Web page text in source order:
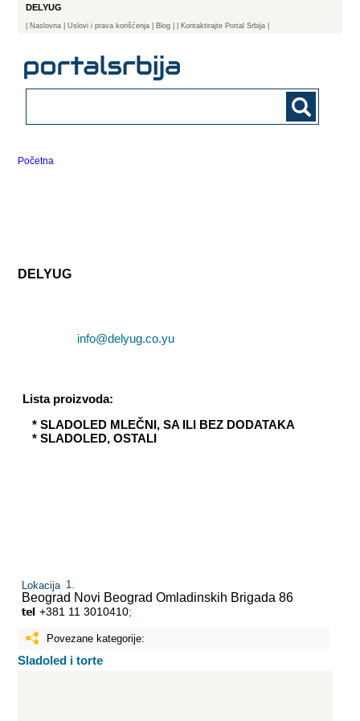
DELYUG
Naslovna | Uslovi i prava korišćenja Blog | Kontaktirajte Portal Srbija |
Početna
DELYUG
info@delyug.co.yu
Lista proizvoda:
* SLADOLED MLEČNI, SA ILI BEZ DODATAKA
* SLADOLED, OSTALI
Lokacija
Beograd Novi BeogradOmladinskih Brigada 86
+381 11 3010410;
Povezane kategorije:
Sladoled i torte